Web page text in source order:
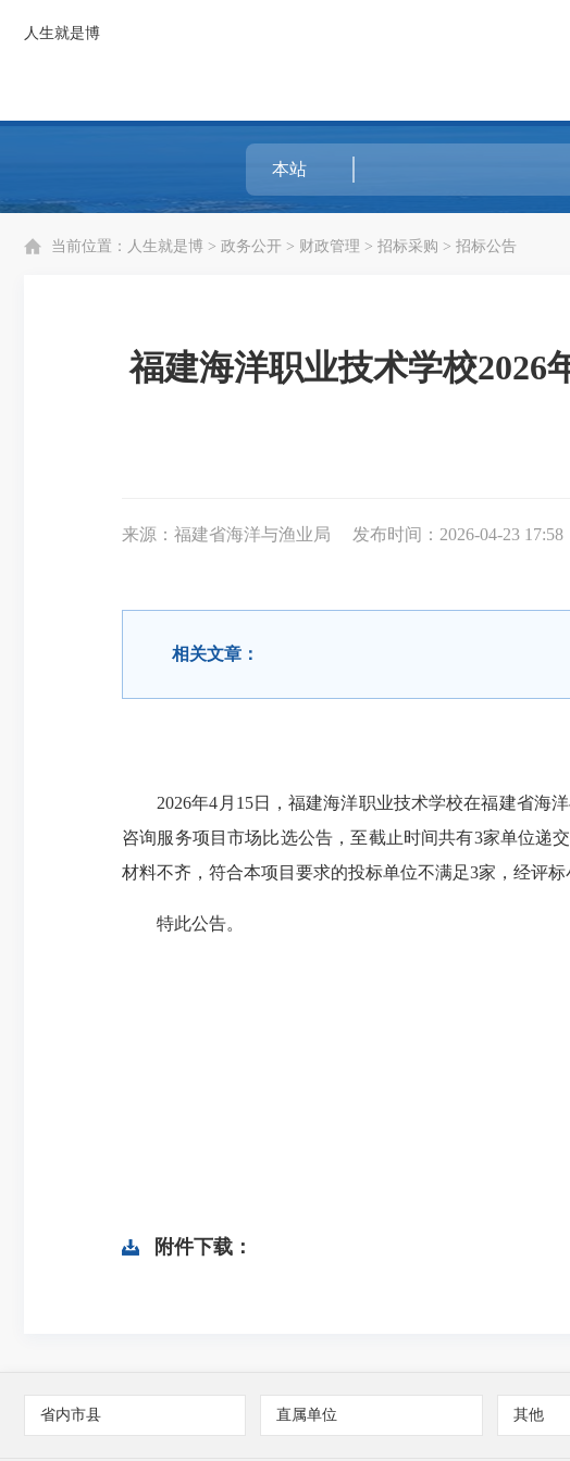
人生就是博
当前位置： 人生就是博 > 政务公开 > 财政管理 > 招标采购 > 招标公告
福建海洋职业技术学校2026
来源：福建省海洋与渔业局 发布时间：2026-04-23 17:58
相关文章：
2026年4月15日，福建海洋职业技术学校在福建省海洋
咨询服务项目市场比选公告，至截止时间共有3家单位递
材料不齐，符合本项目要求的投标单位不满足3家，经
特此公告。
附件下载：
省内市县 直属单位 其他